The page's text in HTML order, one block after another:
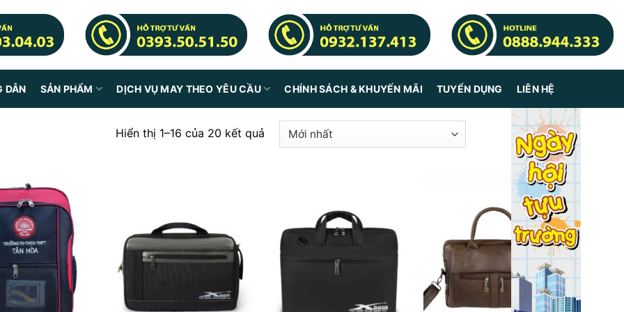
DẪN SẢN PHẨM DỊCH VỤ MAY THEO YÊU CẦU CHÍNH SÁCH & KHUYẾN MÃI TUYỂN DỤNG LIÊN HỆ
Hiển thị 1–16 của 20 kết quả